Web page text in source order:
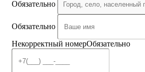
Обязательно
Обязательно
Некорректный номерОбязательно